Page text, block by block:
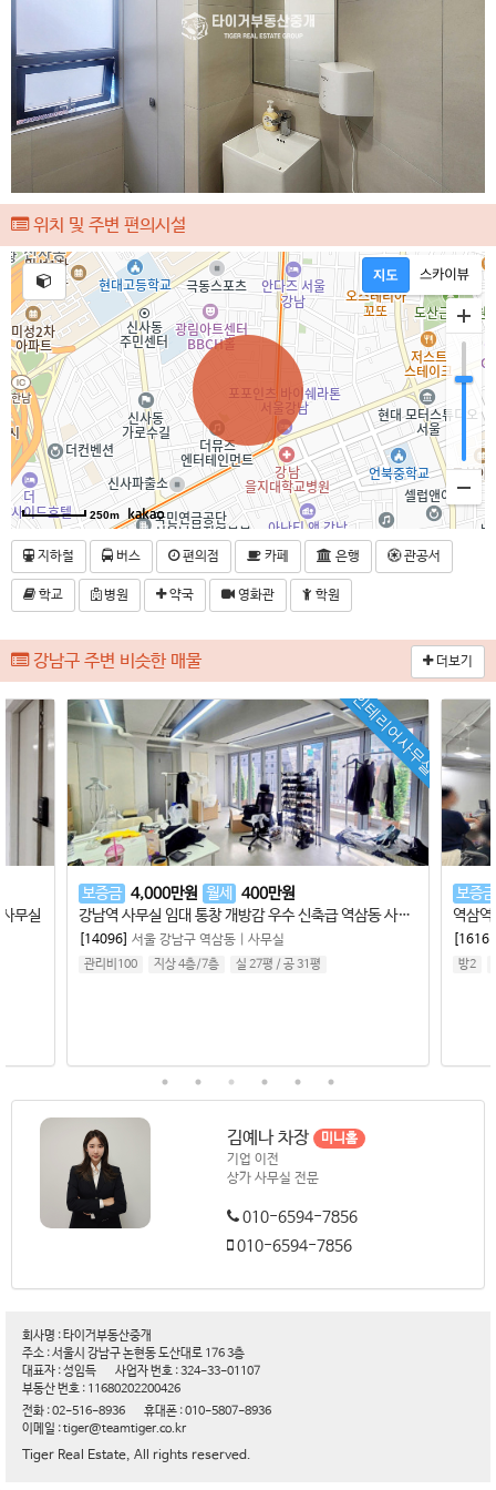
위치 및 주변 편의시설
250m
지하철 버스 편의점 카페 은행 관공서
학교 병원 약국 영화관 학원
더보기
강남구 주변 비슷한 매물
무실
인테리어사무실
보증금 4,000만원 월세 400만원
강남역 사무실 임대 통창 개방감 우수 신축급 역삼동 사무실
[14096] 서울 강남구 역삼동 사무실
관리비100 지상 4층/7층 실 27평 / 공 31평
보증금
방2
김예나 차장 미니홈
기업 이전
상가 사무실 전문
010-6594-7856
010-6594-7856
회사명 : 타이거부동산중개
주소 : 서울시 강남구 논현동 도산대로 176 3층
대표자 : 성임득
사업자 번호 : 324-33-01107
부동산 번호 : 11680202200426
전화 : 02-516-8936
휴대폰 : 010-5807-8936
이메일 : tiger@teamtiger.co.kr
Tiger Real Estate, All rights reserved.